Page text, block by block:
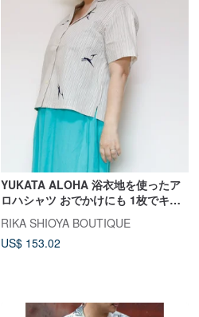
YUKATA ALOHA 浴衣地を使ったア
ロハシャツ おでかけにも 1枚でキマ
る個性派デザイン
RIKA SHIOYA BOUTIQUE
US$ 153.02